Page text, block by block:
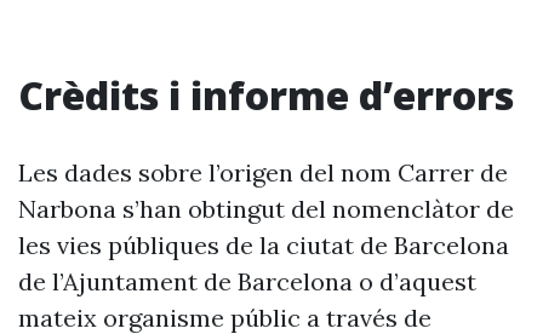
Crèdits i informe d’errors
Les dades sobre l’origen del nom Carrer de
Narbona s’han obtingut del nomenclàtor de
les vies públiques de la ciutat de Barcelona
de l’Ajuntament de Barcelona o d’aquest
mateix organisme públic a través de